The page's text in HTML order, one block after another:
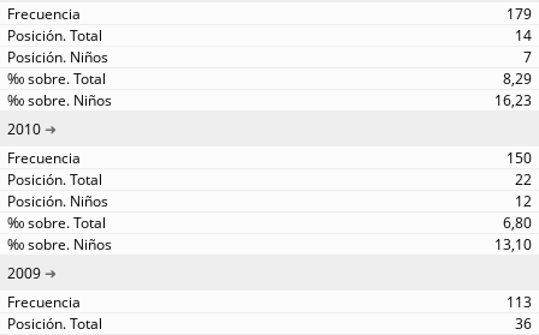
179
14
7
8,29
16,23
2010
150
22
12
6,80
13,10
2009
113
36